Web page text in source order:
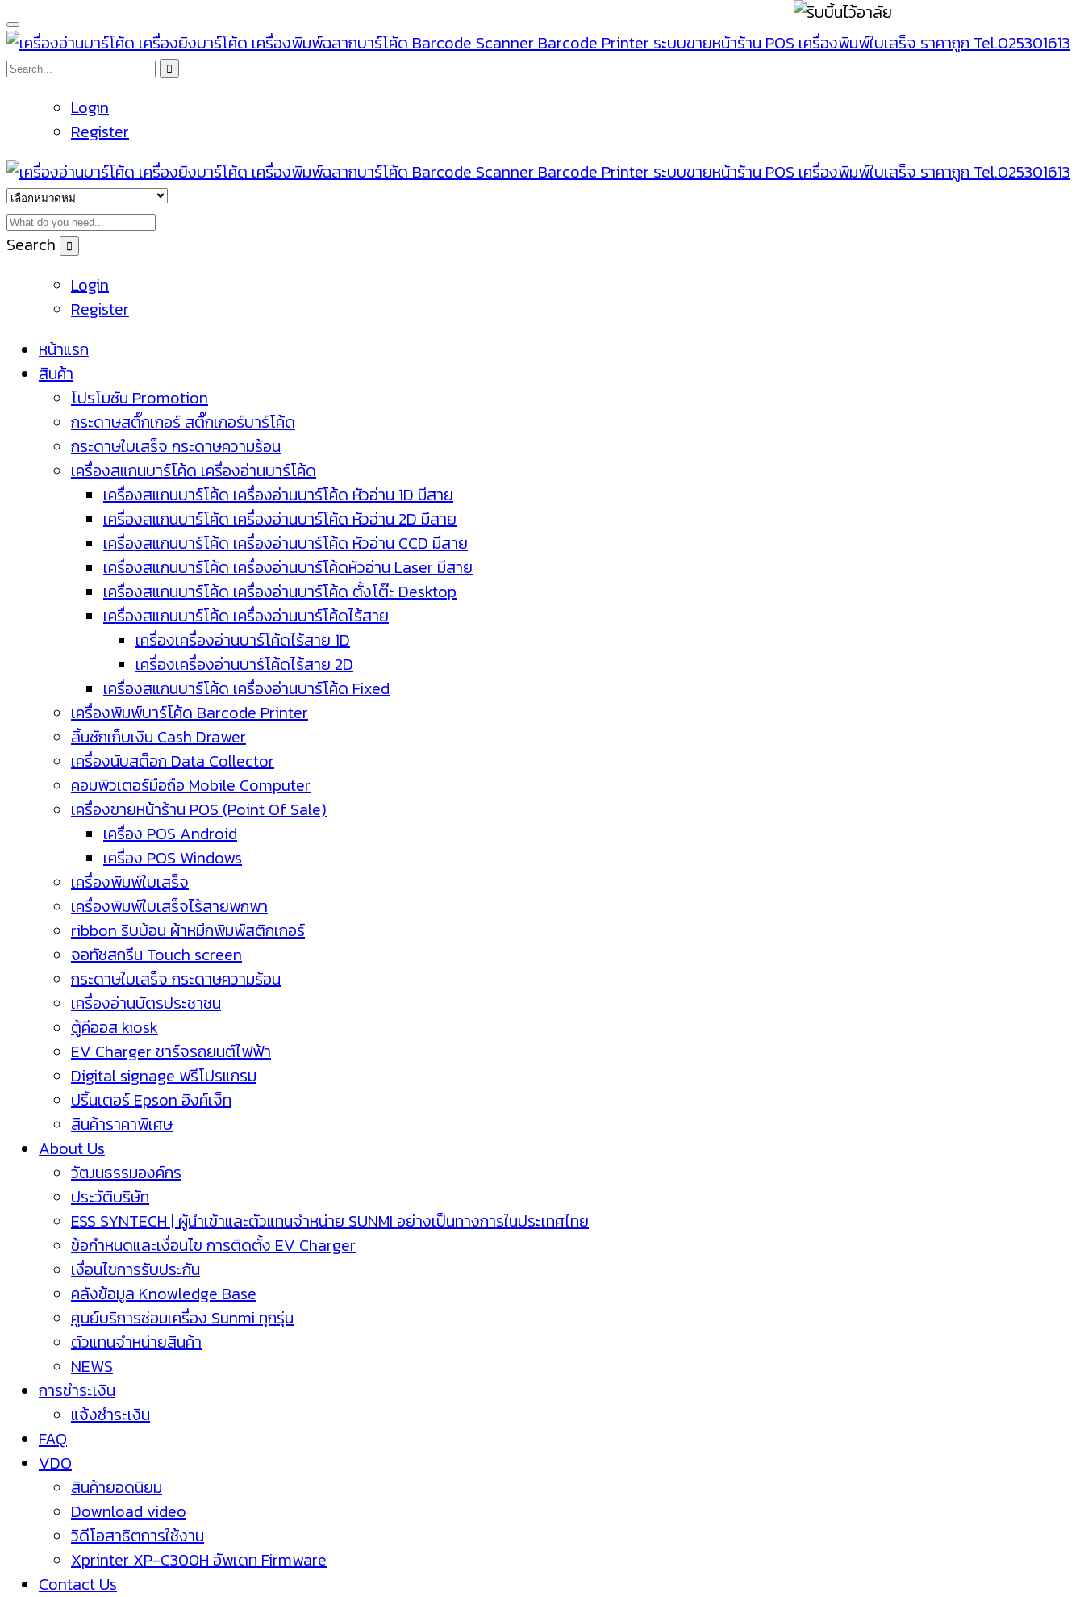
Login
Register
Search
Login
Register
หน้าแรก
สินค้า
โปรโมชัน Promotion
กระดาษสติ๊กเกอร์ สติ๊กเกอร์บาร์โค้ด
กระดาษใบเสร็จ กระดาษความร้อน
เครื่องสแกนบาร์โค้ด เครื่องอ่านบาร์โค้ด
เครื่องสแกนบาร์โค้ด เครื่องอ่านบาร์โค้ด หัวอ่าน 1D มีสาย
เครื่องสแกนบาร์โค้ด เครื่องอ่านบาร์โค้ด หัวอ่าน 2D มีสาย
เครื่องสแกนบาร์โค้ด เครื่องอ่านบาร์โค้ด หัวอ่าน CCD มีสาย
เครื่องสแกนบาร์โค้ด เครื่องอ่านบาร์โค้ดหัวอ่าน Laser มีสาย
เครื่องสแกนบาร์โค้ด เครื่องอ่านบาร์โค้ด ตั้งโต๊ะ Desktop
เครื่องสแกนบาร์โค้ด เครื่องอ่านบาร์โค้ดไร้สาย
เครื่องเครื่องอ่านบาร์โค้ดไร้สาย 1D
เครื่องเครื่องอ่านบาร์โค้ดไร้สาย 2D
เครื่องสแกนบาร์โค้ด เครื่องอ่านบาร์โค้ด Fixed
เครื่องพิมพ์บาร์โค้ด Barcode Printer
ลิ้นชักเก็บเงิน Cash Drawer
เครื่องนับสต็อก Data Collector
คอมพิวเตอร์มือถือ Mobile Computer
เครื่องขายหน้าร้าน POS (Point Of Sale)
เครื่อง POS Android
เครื่อง POS Windows
เครื่องพิมพ์ใบเสร็จ
เครื่องพิมพ์ใบเสร็จไร้สายพกพา
ribbon ริบบ้อน ผ้าหมึกพิมพ์สติกเกอร์
จอทัชสกรีน Touch screen
กระดาษใบเสร็จ กระดาษความร้อน
เครื่องอ่านบัตรประชาชน
ตู้คีออส kiosk
EV Charger ชาร์จรถยนต์ไฟฟ้า
Digital signage ฟรีโปรแกรม
ปริ้นเตอร์ Epson อิงค์เจ็ท
สินค้าราคาพิเศษ
About Us
วัฒนธรรมองค์กร
ประวัติบริษัท
ESS SYNTECH | ผู้นำเข้าและตัวแทนจำหน่าย SUNMI อย่างเป็นทางการในประเทศไทย
ข้อกำหนดและเงื่อนไข การติดตั้ง EV Charger
เงื่อนไขการรับประกัน
คลังข้อมูล Knowledge Base
ศูนย์บริการซ่อมเครื่อง Sunmi ทุกรุ่น
ตัวแทนจำหน่ายสินค้า
NEWS
การชำระเงิน
แจ้งชำระเงิน
FAQ
VDO
สินค้ายอดนิยม
Download video
วิดีโอสาธิตการใช้งาน
Xprinter XP-C300H อัพเดท Firmware
Contact Us